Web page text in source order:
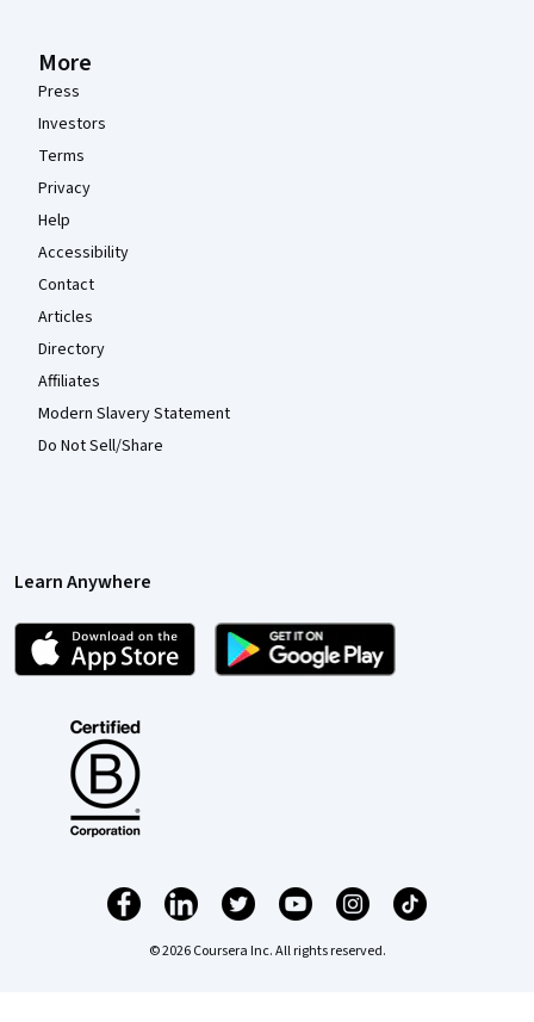
More
Press
Investors
Terms
Privacy
Help
Accessibility
Contact
Articles
Directory
Affiliates
Modern Slavery Statement
Do Not Sell/Share
Learn Anywhere
© 2026 Coursera Inc. All rights reserved.